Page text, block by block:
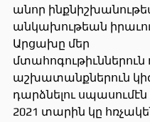
անոր
անկախութեան
Արցախը մեր
մտահոգութիւններուն
աշխատանքներուն
դարձնելու սպասումէն
2021 տարին կը